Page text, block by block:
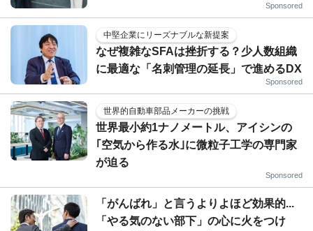
Sponsored
中堅企業にリーズナブルな新提案
なぜ複雑なSFAは挫折する？少人数組織
に最適な「名刺管理の延長」で進めるDX
Sponsored
世界的自動車部品メーカーの挑戦
世界最小約1ナノメートル、アイシンの
｢空気から作る水｣に微粒子工学の専門家
が迫る
Sponsored
「がんばれ」と言うよりよほど効果的...
「やる気のない部下」の心に火をつけ